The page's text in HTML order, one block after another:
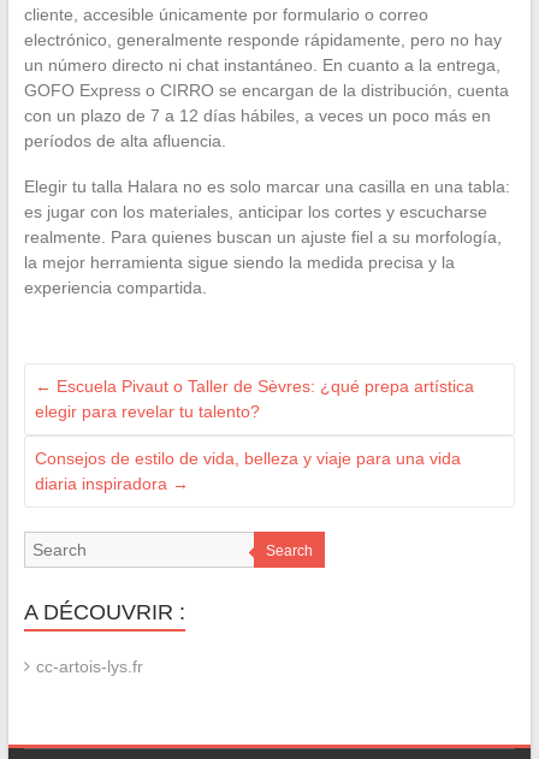
cliente, accesible únicamente por formulario o correo
electrónico, generalmente responde rápidamente, pero no hay
un número directo ni chat instantáneo. En cuanto a la entrega,
GOFO Express o CIRRO se encargan de la distribución, cuenta
con un plazo de 7 a 12 días hábiles, a veces un poco más en
períodos de alta afluencia.
Elegir tu talla Halara no es solo marcar una casilla en una tabla:
es jugar con los materiales, anticipar los cortes y escucharse
realmente. Para quienes buscan un ajuste fiel a su morfología,
la mejor herramienta sigue siendo la medida precisa y la
experiencia compartida.
← Escuela Pivaut o Taller de Sèvres: ¿qué prepa artística
elegir para revelar tu talento?
Consejos de estilo de vida, belleza y viaje para una vida
diaria inspiradora →
Search
A DÉCOUVRIR :
cc-artois-lys.fr